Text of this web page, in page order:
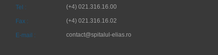
Tel : (+4) 021.316.16.00
Fax : (+4) 021.316.16.02
E-mail : contact@spitalul-elias.ro